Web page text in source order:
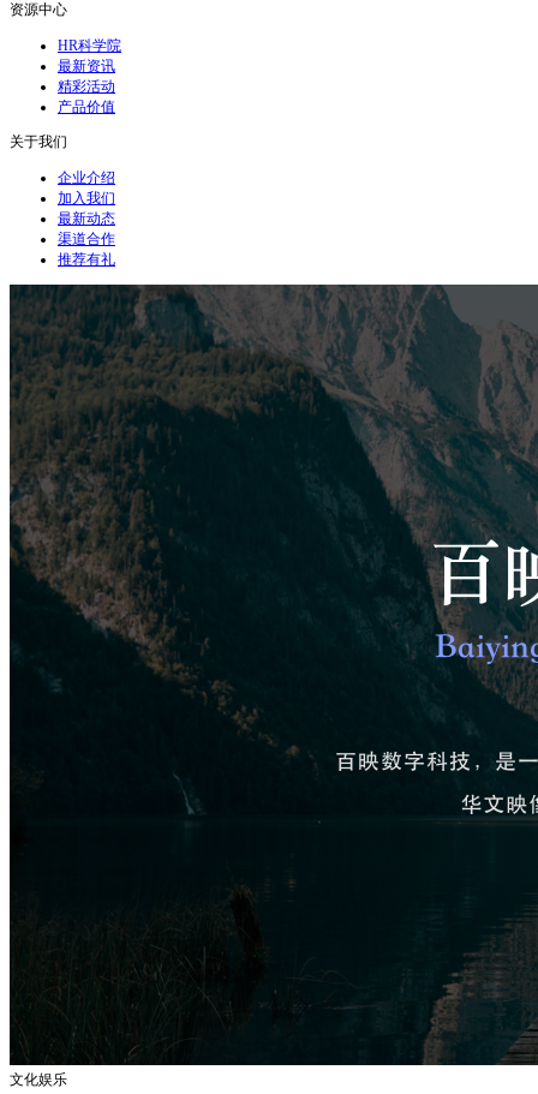
资源中心
HR科学院
最新资讯
精彩活动
产品价值
关于我们
企业介绍
加入我们
最新动态
渠道合作
推荐有礼
文化娱乐